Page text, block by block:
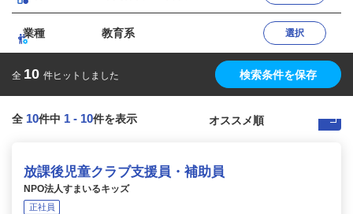
業種 教育系 選択
全 10 件ヒットしました 検索条件を保存
全 10件中 1 - 10件を表示
放課後児童クラブ支援員・補助員
NPO法人すまいるキッズ
正社員